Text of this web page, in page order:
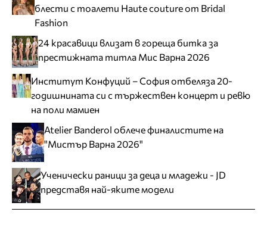
блести с тоалети Haute couture от Bridal
Fashion
24 красавици влизат в гореща битка за
престижната титла Мис Варна 2026
Институт Конфуций – София отбеляза 20-
годишнината си с тържествен концерт и ревю
на поли мамиен
Atelier Banderol облече финалистите на
"Мистър Варна 2026"
Ученически раници за деца и младежи - JD
представя най-яките модели